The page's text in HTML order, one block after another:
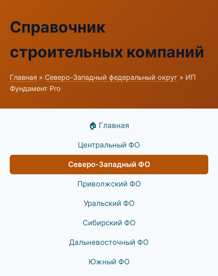
Справочник
строительных компаний
Главная » Северо-Западный федеральный округ » ИП
Фундамент Pro
🏠 Главная
Центральный ФО
Северо-Западный ФО
Приволжский ФО
Уральский ФО
Сибирский ФО
Дальневосточный ФО
Южный ФО